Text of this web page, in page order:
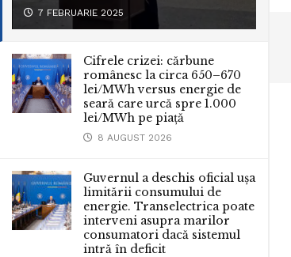
7 FEBRUARIE 2025
Cifrele crizei: cărbune
românesc la circa 650–670
lei/MWh versus energie de
seară care urcă spre 1.000
lei/MWh pe piață
8 AUGUST 2026
Guvernul a deschis oficial ușa
limitării consumului de
energie. Transelectrica poate
interveni asupra marilor
consumatori dacă sistemul
intră în deficit